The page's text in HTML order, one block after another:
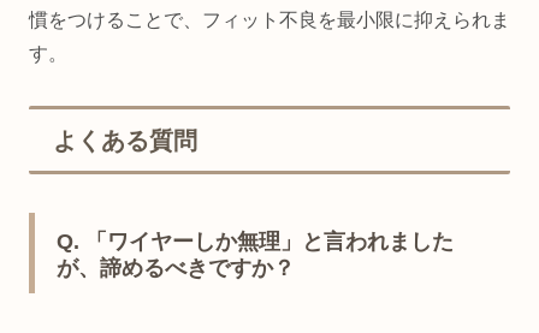
慣をつけることで、フィット不良を最小限に抑えられま
す。
よくある質問
Q. 「ワイヤーしか無理」と言われました
が、諦めるべきですか？